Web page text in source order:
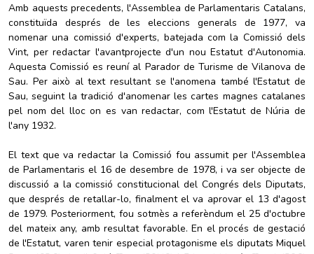
Amb aquests precedents, l'Assemblea de Parlamentaris Catalans,
constituïda després de les eleccions generals de 1977, va
nomenar una comissió d'experts, batejada com la Comissió dels
Vint, per redactar l'avantprojecte d'un nou Estatut d'Autonomia.
Aquesta Comissió es reuní al Parador de Turisme de Vilanova de
Sau. Per això al text resultant se l'anomena també l'Estatut de
Sau, seguint la tradició d'anomenar les cartes magnes catalanes
pel nom del lloc on es van redactar, com l'Estatut de Núria de
l'any 1932.
El text que va redactar la Comissió fou assumit per l'Assemblea
de Parlamentaris el 16 de desembre de 1978, i va ser objecte de
discussió a la comissió constitucional del Congrés dels Diputats,
que després de retallar-lo, finalment el va aprovar el 13 d'agost
de 1979. Posteriorment, fou sotmès a referèndum el 25 d'octubre
del mateix any, amb resultat favorable. En el procés de gestació
de l'Estatut, varen tenir especial protagonisme els diputats Miquel